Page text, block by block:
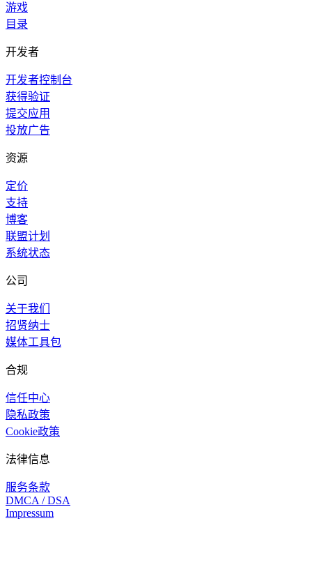
游戏
目录
开发者
开发者控制台
获得验证
提交应用
投放广告
资源
定价
支持
博客
联盟计划
系统状态
公司
关于我们
招贤纳士
媒体工具包
合规
信任中心
隐私政策
Cookie政策
法律信息
服务条款
DMCA / DSA
Impressum